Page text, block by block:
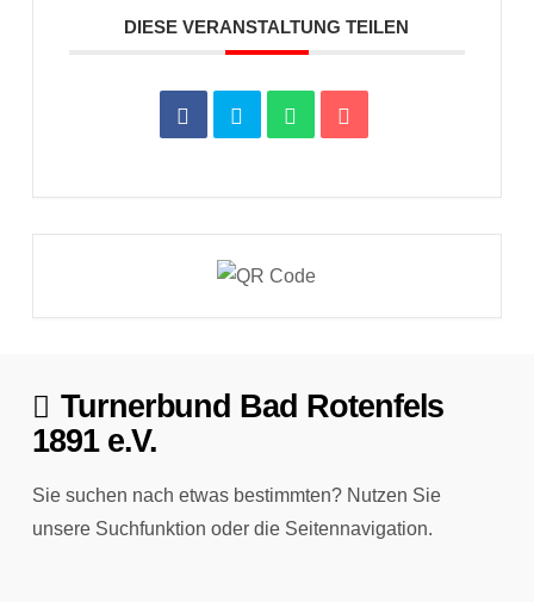
DIESE VERANSTALTUNG TEILEN
Turnerbund Bad Rotenfels
1891 e.V.
Sie suchen nach etwas bestimmten? Nutzen Sie
unsere Suchfunktion oder die Seitennavigation.